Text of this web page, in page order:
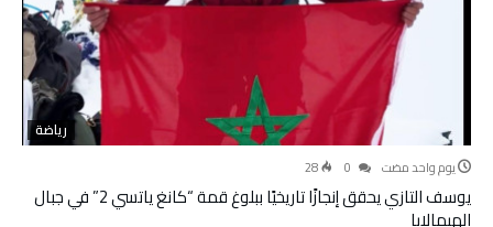
رياضة
‫‫‫‏‫يوم واحد مضت‬ 28
يوسف التازي يحقق إنجازًا تاريخيًا ببلوغ قمة “كانغ ياتسي 2” في جبال
الهيمالايا